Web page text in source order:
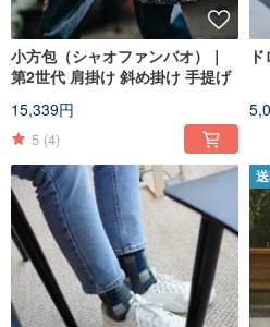
小方包（シャオファンバオ）｜
第2世代 肩掛け 斜め掛け 手提げ
15,339円
5 (4)